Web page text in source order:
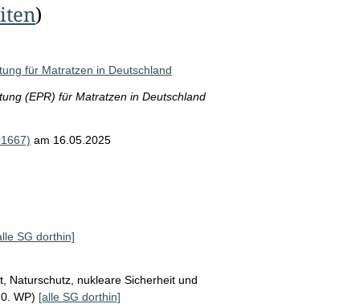
)
für Matratzen in Deutschland
(EPR) für Matratzen in Deutschland
am 16.05.2025
SG dorthin]
Naturschutz, nukleare Sicherheit und
WP) [alle SG dorthin]